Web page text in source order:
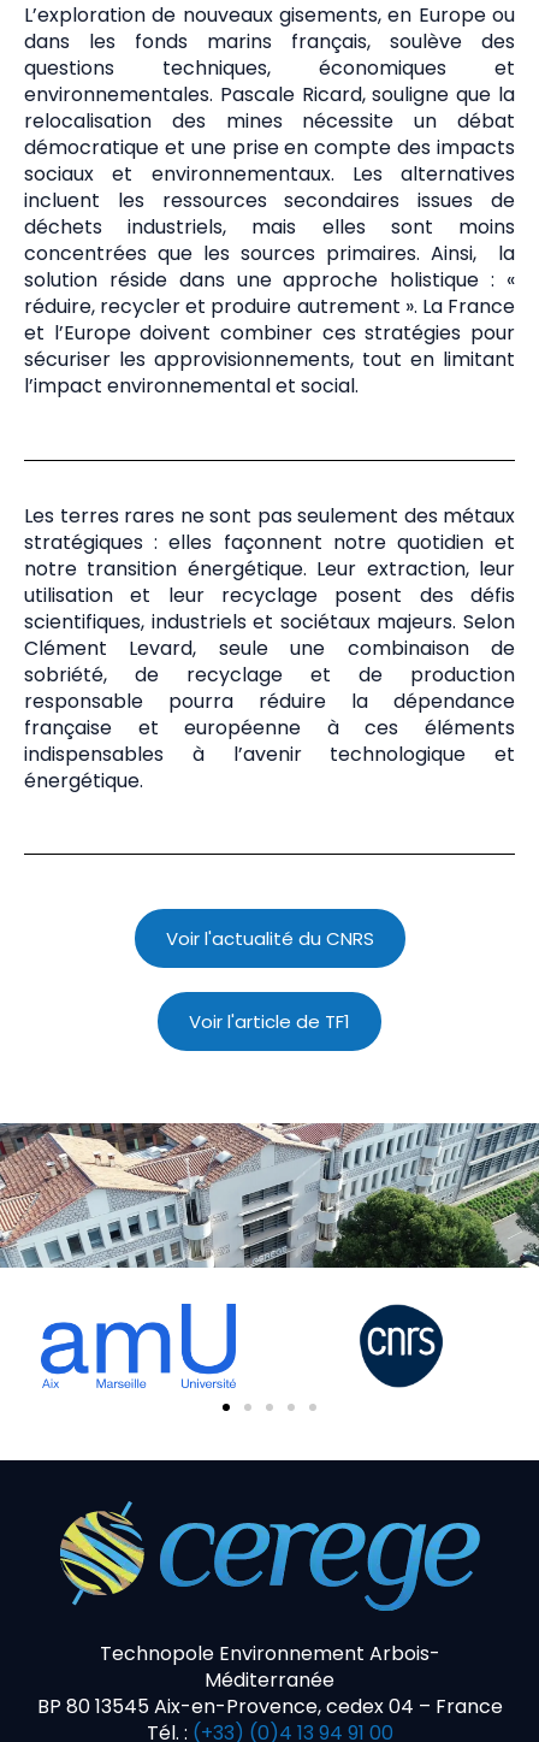
L’exploration de nouveaux gisements, en Europe ou
dans les fonds marins français, soulève des
questions techniques, économiques et
environnementales. Pascale Ricard, souligne que la
relocalisation des mines nécessite un débat
démocratique et une prise en compte des impacts
sociaux et environnementaux. Les alternatives
incluent les ressources secondaires issues de
déchets industriels, mais elles sont moins
concentrées que les sources primaires. Ainsi, la
solution réside dans une approche holistique : «
réduire, recycler et produire autrement ». La France
et l’Europe doivent combiner ces stratégies pour
sécuriser les approvisionnements, tout en limitant
l’impact environnemental et social.
Les terres rares ne sont pas seulement des métaux
stratégiques : elles façonnent notre quotidien et
notre transition énergétique. Leur extraction, leur
utilisation et leur recyclage posent des défis
scientifiques, industriels et sociétaux majeurs. Selon
Clément Levard, seule une combinaison de
sobriété, de recyclage et de production
responsable pourra réduire la dépendance
française et européenne à ces éléments
indispensables à l’avenir technologique et
énergétique.
Voir l'actualité du CNRS
Voir l'article de TF1
Technopole Environnement Arbois-
Méditerranée
BP 80 13545 Aix-en-Provence, cedex 04 – France
Tél. : (+33) (0)4 13 94 91 00